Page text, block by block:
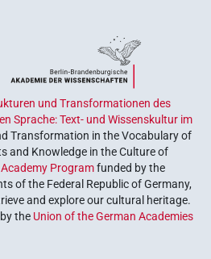
und Transformationen des
Sprache: Text- und Wissenskultur im
Transformation in the Vocabulary of
and Knowledge in the Culture of
Academy Programfunded by the
of the Federal Republic of Germany,
and explore our cultural heritage.
the Union of the German Academies